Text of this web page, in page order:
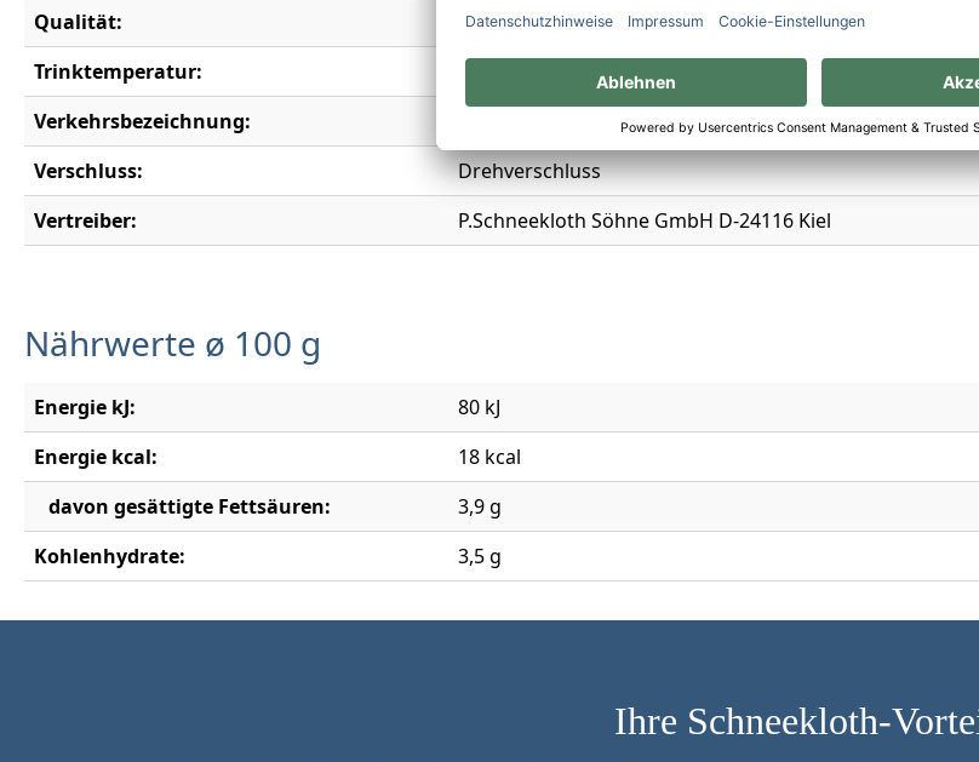
Qualität:
Alkoholfrei
Trinktemperatur:
Verkehrsbezeichnung:
Aromatisiertes, schäumendes Getränk aus
Verschluss:
Drehverschluss
Vertreiber:
P.Schneekloth Söhne GmbH D-24116 Kiel
Nährwerte ø 100 g
Energie kJ:
80 kJ
Energie kcal:
18 kcal
davon gesättigte Fettsäuren:
3,9 g
Kohlenhydrate:
3,5 g
Ihre Schneekloth-